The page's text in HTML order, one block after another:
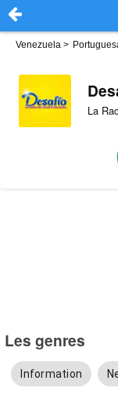
Venezuela >
La
Les genres
Information